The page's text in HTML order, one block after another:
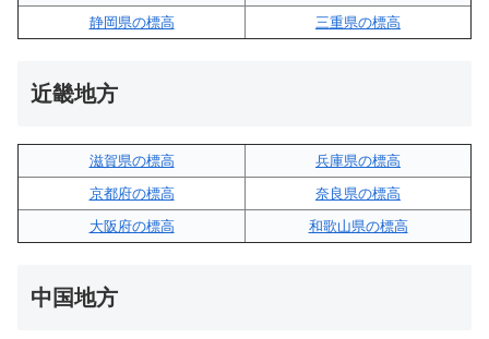
静岡県の標高
三重県の標高
近畿地方
滋賀県の標高
兵庫県の標高
京都府の標高
奈良県の標高
大阪府の標高
和歌山県の標高
中国地方